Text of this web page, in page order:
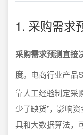
1. 采购需求
采购需求预测直接
度。电商行业产品
靠人工经验制定采
少了缺货”，影响
具和大数据算法，